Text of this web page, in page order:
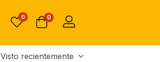
0 0
Visto recientemente